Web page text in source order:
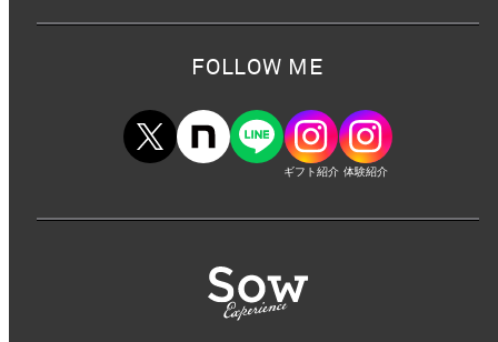
FOLLOW ME
ギフト紹介 体験紹介